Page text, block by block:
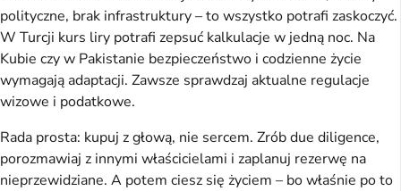
polityczne, brak infrastruktury – to wszystko potrafi zaskoczyć.
W Turcji kurs liry potrafi zepsuć kalkulacje w jedną noc. Na
Kubie czy w Pakistanie bezpieczeństwo i codzienne życie
wymagają adaptacji. Zawsze sprawdzaj aktualne regulacje
wizowe i podatkowe.
Rada prosta: kupuj z głową, nie sercem. Zrób due diligence,
porozmawiaj z innymi właścicielami i zaplanuj rezerwę na
nieprzewidziane. A potem ciesz się życiem – bo właśnie po to